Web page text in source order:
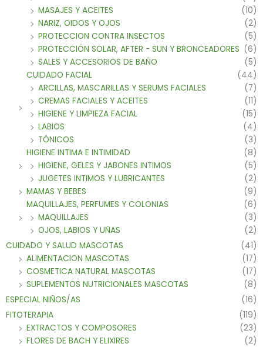
MASAJES Y ACEITES
(10)
NARIZ, OIDOS Y OJOS
(2)
PROTECCION CONTRA INSECTOS
(5)
PROTECCIÓN SOLAR, AFTER - SUN Y BRONCEADORES (6)
SALES Y ACCESORIOS DE BAÑO
(5)
CUIDADO FACIAL
(44)
ARCILLAS, MASCARILLAS Y SERUMS FACIALES
(7)
CREMAS FACIALES Y ACEITES
(11)
HIGIENE Y LIMPIEZA FACIAL
(15)
LABIOS
(4)
TÓNICOS
(3)
HIGIENE INTIMA E INTIMIDAD
(8)
HIGIENE, GELES Y JABONES INTIMOS
(5)
JUGETES INTIMOS Y LUBRICANTES
(2)
MAMAS Y BEBES
(9)
MAQUILLAJES, PERFUMES Y COLONIAS
(6)
MAQUILLAJES
(3)
OJOS, LABIOS Y UÑAS
(2)
CUIDADO Y SALUD MASCOTAS
(41)
ALIMENTACION MASCOTAS
(17)
COSMETICA NATURAL MASCOTAS
(17)
SUPLEMENTOS NUTRICIONALES MASCOTAS
(8)
ESPECIAL NIÑOS/AS
(16)
FITOTERAPIA
(119)
EXTRACTOS Y COMPOSORES
(23)
FLORES DE BACH Y ELIXIRES
(2)